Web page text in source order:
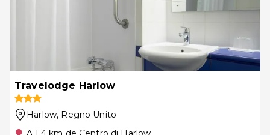
Travelodge Harlow
Harlow, Regno Unito